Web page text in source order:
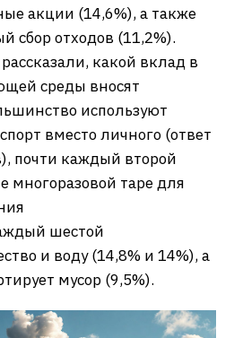
акции (14,6%), а также
сбор отходов (11,2%).
какой вклад в
среды вносят
используют
вместо личного (ответ
почти каждый второй
многоразовой таре для
шестой
и воду (14,8% и 14%), а
мусор (9,5%).